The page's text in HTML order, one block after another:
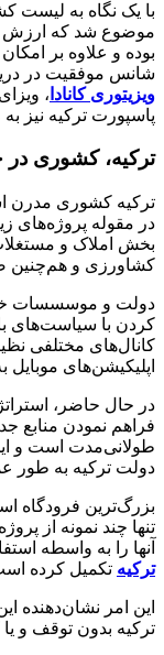
با یک نگاه به لیست
موضوع شد که ارزش
بوده و علاوه بر
شانس موفقیت در
ویزیتوری کانادا ،
پاسپورت ترکیه نیز
ترکیه، کشوری
ترکیه کشوری مدرن
در مقوله پروژه‌های
بخش املاک و
کشاورزی و هم‌چنین
دولت و موسسسات
کردن با سیاست‌های
کانال‌های مختلفی
اپلیکیشن‌های
در حال حاضر،
فراهم نمودن منابع
طولانی‌مدت است و
دولت ترکیه به طور
بزرگ‌ترین فرودگاه
تنها چند نمونه از
آنها را به واسطه
ترکیه تکمیل کرده
این امر نشان‌دهنده
ترکیه بدون توقف و